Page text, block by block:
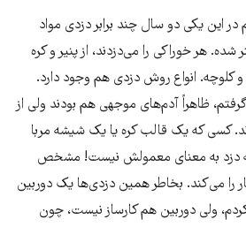
در این یکی دو سال چند برابر دزدی مواد
شده. هر خوراکی را می‌دزدند، از پنیر و کره
و کلوچه. انواع روش دزدی هم وجود دارد.
ظاهراً آدم‌های موجهی هم بودند ولی از
کسی که یک قالب کره یا یک شیشه مربا
دزد به معنای معمولش نیست! مشخص
را می‌کند. بخاطر همین دزدی‌ها یک دوربین
کردم، ولی دوربین هم کارساز نیست، چون